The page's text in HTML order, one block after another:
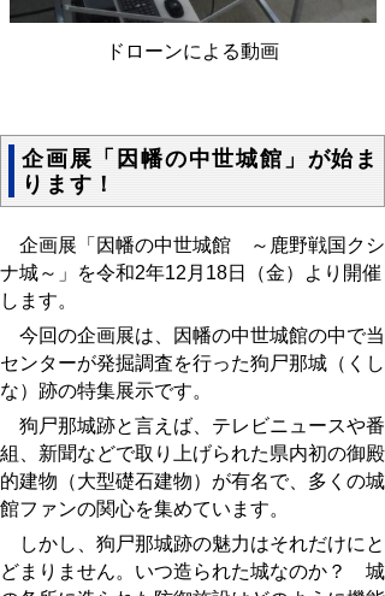
ドローンによる動画
企画展「因幡の中世城館」が始ま
ります！
企画展「因幡の中世城館 ～鹿野戦国クシ
ナ城～」を令和2年12月18日（金）より開催
します。
今回の企画展は、因幡の中世城館の中で当
センターが発掘調査を行った狗尸那城（くし
な）跡の特集展示です。
狗尸那城跡と言えば、テレビニュースや番
組、新聞などで取り上げられた県内初の御殿
的建物（大型礎石建物）が有名で、多くの城
館ファンの関心を集めています。
しかし、狗尸那城跡の魅力はそれだけにと
どまりません。いつ造られた城なのか？ 城